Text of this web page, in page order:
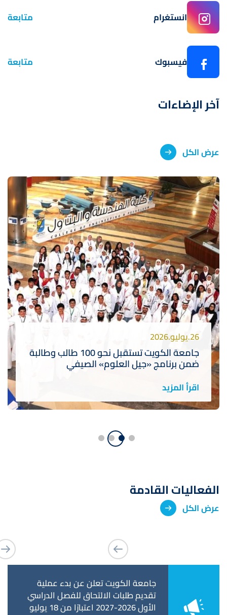
انستغرام متابعة
فيسبوك متابعة
آخر الإضاءات
عرض الكل
26.يوليو.2026
جامعة الكويت تستقبل نحو 100 طالب وطالبة
ضمن برنامج «جيل العلوم» الصيفي
اقرأ المزيد
الفعاليات القادمة
عرض الكل
وكلية
إلى كلية
جامعة الكويت تعلن عن بدء عملية
تقديم طلبات الالتحاق للفصل الدراسي
الأول 2026-2027 اعتبارًا من 18 يوليو